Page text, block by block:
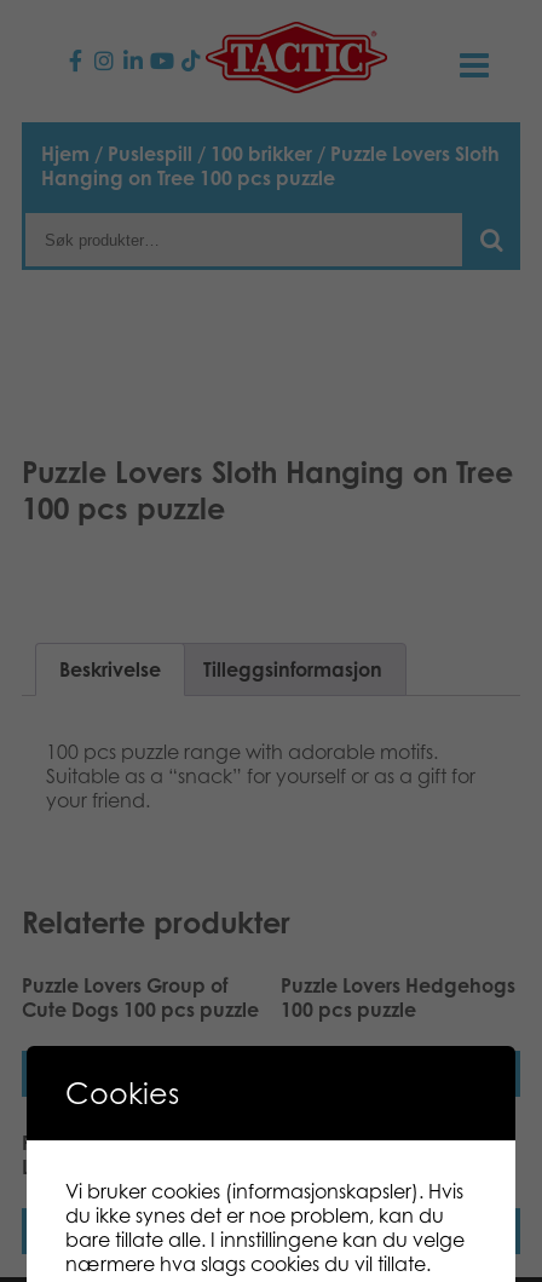
PRODUKTER
Barnespill
Familiespill
Leker
NYHETER
TACTIC
MediaEnglish
Nederlands
Polski
Hjem / Puslespill / 100 brikker / Puzzle Lovers Sloth
Hanging on Tree 100 pcs puzzle
Puzzle Lovers Sloth Hanging on Tree
100 pcs puzzle
Beskrivelse Tilleggsinformasjon
100 pcs puzzle range with adorable motifs.
Suitable as a “snack” for yourself or as a gift for
your friend.
Relaterte produkter
Puzzle Lovers Group of
Cute Dogs 100 pcs puzzle
Puzzle Lovers Hedgehogs
100 pcs puzzle
Puzzle Lovers Horses in
Love 100 pcs puzzle
Les mer
Puzzle Lovers Koala at
Les mer
Cookies
Vi bruker cookies (informasjonskapsler). Hvis
du ikke synes det er noe problem, kan du
bare tillate alle. I innstillingene kan du velge
nærmere hva slags cookies du vil tillate.